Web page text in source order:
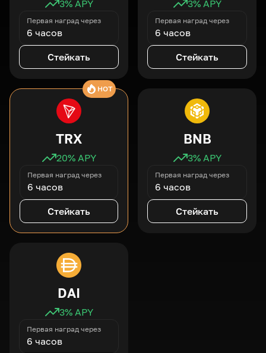
3% APY
Первая наград через
6 часов
Стейкать
3% APY
Первая наград через
6 часов
Стейкать
HOT
TRX
20% APY
Первая наград через
6 часов
Стейкать
BNB
3% APY
Первая наград через
6 часов
Стейкать
DAI
3% APY
Первая наград через
6 часов